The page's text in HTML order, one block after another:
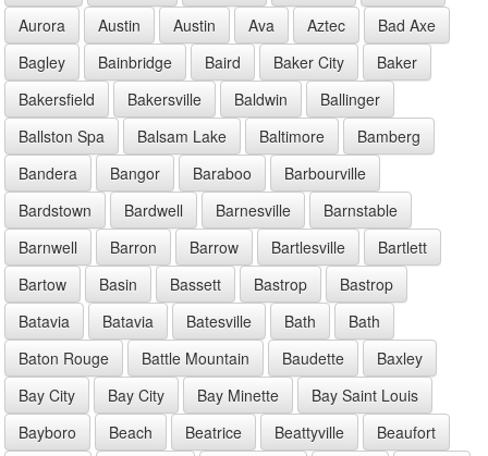
Aurora
Austin Austin Ava Aztec
Bad Axe
Bagley
Bainbridge Baird Baker City
Baker
Bakersfield
Bakersville Baldwin
Ballinger
Ballston Spa
Balsam Lake Baltimore
Bamberg
Bandera
Bangor Baraboo
Barbourville
Bardstown
Bardwell Barnesville
Barnstable
Barnwell
Barron Barrow Bartlesville
Bartlett
Bartow
Basin Bassett Bastrop
Bastrop
Batavia
Batavia Batesville Bath
Bath
Baton Rouge
Battle Mountain Baudette
Baxley
Bay City
Bay City Bay Minette
Bay Saint Louis
Bayboro
Beach Beatrice Beattyville
Beaufort